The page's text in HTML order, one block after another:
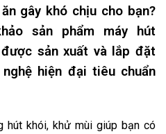
gây khó chịu cho bạn?
sản phẩm máy hút
sản xuất và lắp đặt
hiện đại tiêu chuẩn
hút khói, khử mùi giúp bạn có